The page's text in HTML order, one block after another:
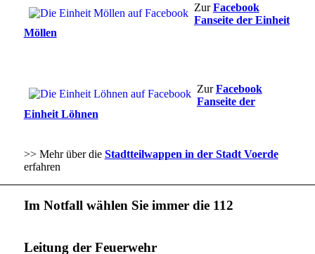
ZurFacebook
Fanseite der Einheit
Möllen
ZurFacebook
Fanseite der
Einheit Löhnen
>> Mehr über die Stadtteilwappen in der Stadt Voerde
erfahren
Im Notfall wählen Sie immer die 112
Leitung der Feuerwehr